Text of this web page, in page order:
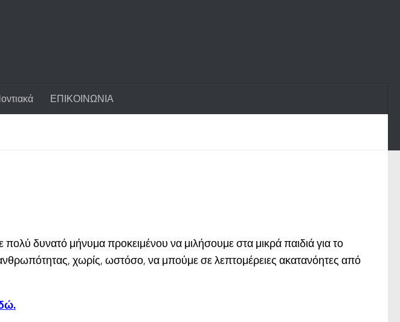
ΕΠΙΚΟΙΝΩΝΙΑ
πολύ δυνατό μήνυμα προκειμένου να μιλήσουμε στα μικρά παιδιά για το
ανθρωπότητας, χωρίς, ωστόσο, να μπούμε σε λεπτομέρειες ακατανόητες από